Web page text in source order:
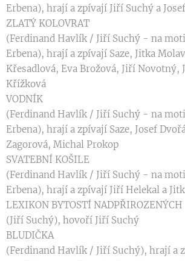
Erbena), hrají a zpívají Jiří Suchý a
ZLATÝ KOLOVRAT
(Ferdinand Havlík / Jiří Suchý - na
Erbena), hrají a zpívají Saze, Jitka
Křesadlová, Eva Brožová, Jiří Novotný,
Křížková
VODNÍK
(Ferdinand Havlík / Jiří Suchý - na
Erbena), hrají a zpívají Saze, Josef
Zagorová, Michal Prokop
SVATEBNÍ KOŠILE
(Ferdinand Havlík / Jiří Suchý - na
Erbena), hrají a zpívají Jiří Helekal a
LEXIKON BYTOSTÍ NADPŘIROZENÝCH
(Jiří Suchý), hovoří Jiří Suchý
BLUDIČKA
(Ferdinand Havlík / Jiří Suchý), hrají a